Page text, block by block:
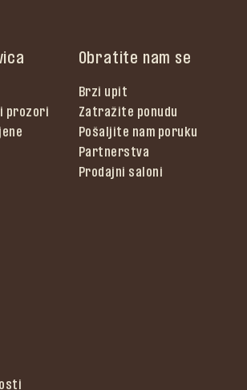
prozori
Obratite nam se
Brzi upit
Zatražite ponudu
Pošaljite nam poruku
Partnerstva
Prodajni saloni